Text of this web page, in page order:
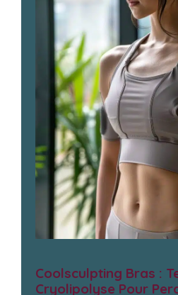
Coolsculpting Bras :
Cryolipolyse Pour